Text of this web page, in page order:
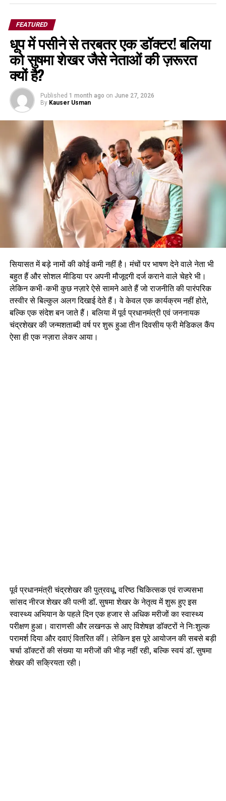
FEATURED
धूप में पसीने से तरबतर एक डॉक्टर! बलिया
को सुषमा शेखर जैसे नेताओं की ज़रूरत
क्यों है?
Published 1 month ago on June 27, 2026
By Kauser Usman
सियासत में बड़े नामों की कोई कमी नहीं है। मंचों पर भाषण देने वाले नेता भी
बहुत हैं और सोशल मीडिया पर अपनी मौजूदगी दर्ज कराने वाले चेहरे भी।
लेकिन कभी-कभी कुछ नज़ारे ऐसे सामने आते हैं जो राजनीति की पारंपरिक
तस्वीर से बिल्कुल अलग दिखाई देते हैं। वे केवल एक कार्यक्रम नहीं होते,
बल्कि एक संदेश बन जाते हैं। बलिया में पूर्व प्रधानमंत्री एवं जननायक
चंद्रशेखर की जन्मशताब्दी वर्ष पर शुरू हुआ तीन दिवसीय फ्री मेडिकल कैंप
ऐसा ही एक नज़ारा लेकर आया।
पूर्व प्रधानमंत्री चंद्रशेखर की पुत्रवधू, वरिष्ठ चिकित्सक एवं राज्यसभा
सांसद नीरज शेखर की पत्नी डॉ. सुषमा शेखर के नेतृत्व में शुरू हुए इस
स्वास्थ्य अभियान के पहले दिन एक हजार से अधिक मरीजों का स्वास्थ्य
परीक्षण हुआ। वाराणसी और लखनऊ से आए विशेषज्ञ डॉक्टरों ने निःशुल्क
परामर्श दिया और दवाएं वितरित कीं। लेकिन इस पूरे आयोजन की सबसे बड़ी
चर्चा डॉक्टरों की संख्या या मरीजों की भीड़ नहीं रही, बल्कि स्वयं डॉ. सुषमा
शेखर की सक्रियता रही।